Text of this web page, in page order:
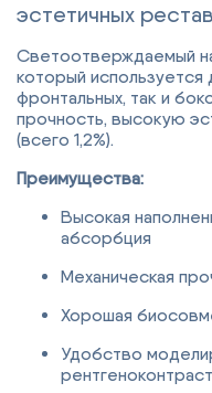
эстетичных
Светоотверждаемый
который используется
фронтальных, так и
прочность, высокую
(всего 1,2%).
Преимущества:
Высокая
абсорбция
Механическая
Хорошая
Удобство